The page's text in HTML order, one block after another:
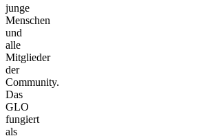
junge
Menschen
und
alle
Mitglieder
der
Community.
Das
GLO
fungiert
als